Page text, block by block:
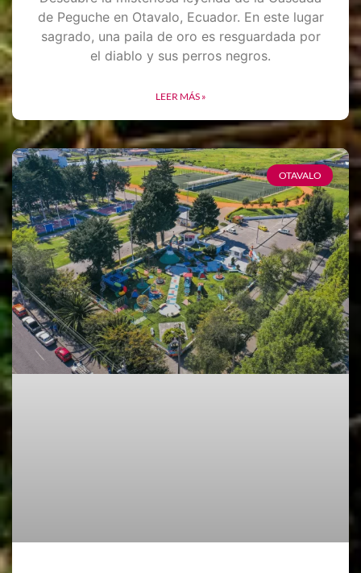
de Peguche en Otavalo, Ecuador. En este lugar
sagrado, una paila de oro es resguardada por
el diablo y sus perros negros.
LEER MÁS »
OTAVALO